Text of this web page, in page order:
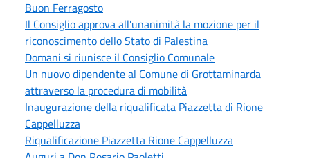
Buon Ferragosto
Il Consiglio approva all'unanimità la mozione per il
riconoscimento dello Stato di Palestina
Domani si riunisce il Consiglio Comunale
Un nuovo dipendente al Comune di Grottaminarda
attraverso la procedura di mobilità
Inaugurazione della riqualificata Piazzetta di Rione
Cappelluzza
Riqualificazione Piazzetta Rione Cappelluzza